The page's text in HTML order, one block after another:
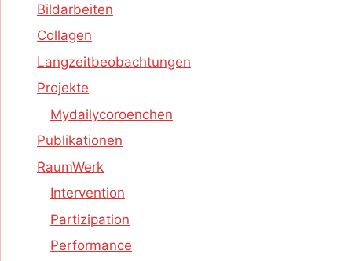
Bildarbeiten
Collagen
Langzeitbeobachtungen
Projekte
Mydailycoroenchen
Publikationen
RaumWerk
Intervention
Partizipation
Performance